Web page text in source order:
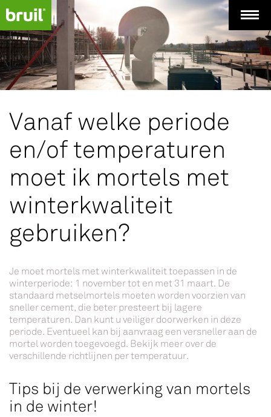
Vanaf welke periode
en/of temperaturen
moet ik mortels met
winterkwaliteit
gebruiken?
Je moet mortels met winterkwaliteit toepassen in de
winterperiode: 1 november tot en met 31 maart. De
standaard metselmortels moeten worden voorzien van
sneller cement, die beter presteert bij lagere
temperaturen. Dan kunt u veiliger doorwerken in deze
periode. Eventueel kan bij aanvraag een versneller aan de
mortel worden toegevoegd. Bekijk meer over de
verschillende richtlijnen per temperatuur.
Tips bij de verwerking van mortels
in de winter!